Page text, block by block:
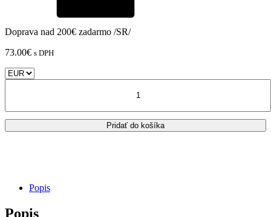
Doprava nad 200€ zadarmo /SR/
73.00€ s DPH
07BB3792
Pridať do košíka
Popis
Popis